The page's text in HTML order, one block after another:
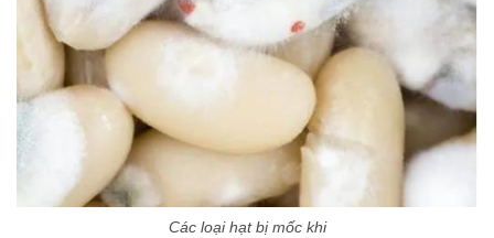
Các loại hạt bị mốc khi